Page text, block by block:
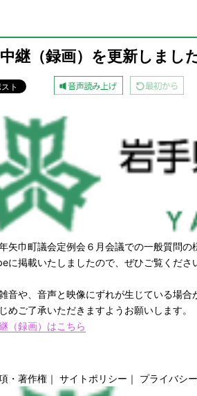
継（録画）を更新しまし
矢巾町議会定例会６月会議での一般質問の
に掲載いたしましたので、ぜひご覧くださ
音や、音声と映像にずれが生じている場合
めご了承いただきますようお願いします。
（録画）はこちら
・著作権 ｜ サイトポリシー ｜ プライバシ